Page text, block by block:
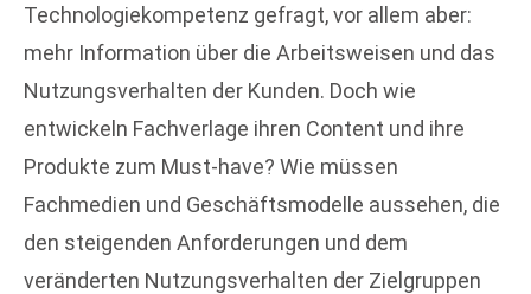
Technologiekompetenz gefragt, vor allem aber:
mehr Information über die Arbeitsweisen und das
Nutzungsverhalten der Kunden. Doch wie
entwickeln Fachverlage ihren Content und ihre
Produkte zum Must-have? Wie müssen
Fachmedien und Geschäftsmodelle aussehen, die
den steigenden Anforderungen und dem
veränderten Nutzungsverhalten der Zielgruppen